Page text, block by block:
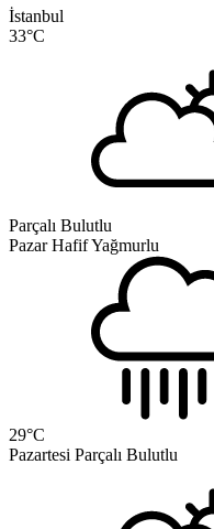
İstanbul
33°C
Parçalı Bulutlu
Pazar Hafif Yağmurlu
29°C
Pazartesi Parçalı Bulutlu